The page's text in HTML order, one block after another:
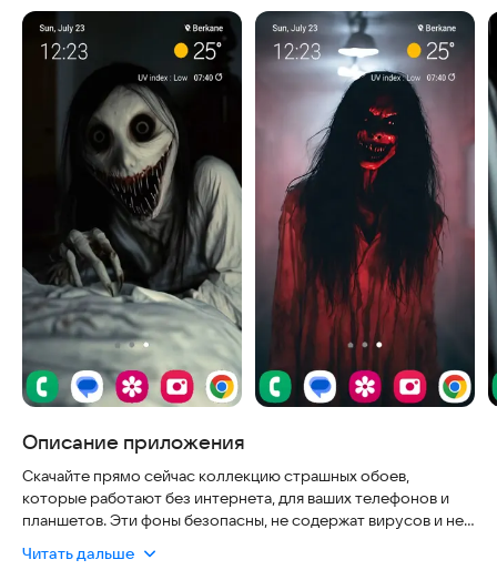
Скриншоты
Описание приложения
Скачайте прямо сейчас коллекцию страшных обоев,
которые работают без интернета, для ваших телефонов и
планшетов. Эти фоны безопасны, не содержат вирусов и не
не собирает лишние данные и работает стабильно даже при
Читать дальше